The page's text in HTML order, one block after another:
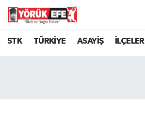
STK TÜRKİYE ASAYİŞ İLÇELER
Aydın Nöbetçi Eczaneler